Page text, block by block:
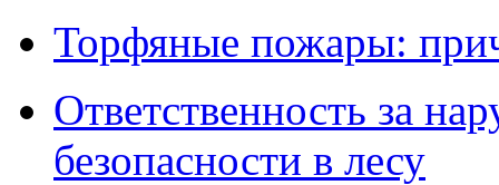
Торфяные пожары:
Ответственность за
безопасности в лесу